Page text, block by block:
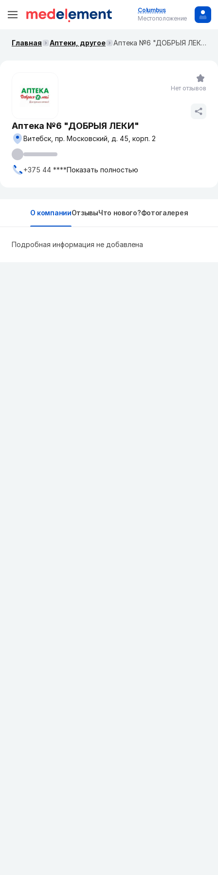
Columbus
Местоположение
Главная Аптеки, другое Аптека №6 "ДОБРЫЯ ЛЕКИ"
Аптека №6 "ДОБРЫЯ ЛЕКИ"
Витебск, пр. Московский, д. 45, корп. 2
+375 44 ****Показать полностью
Нет отзывов
О компанииОтзывыЧто нового?Фотогалерея
Подробная информация не добавлена